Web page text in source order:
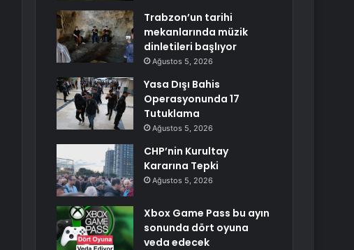
Trabzon’un tarihi
mekanlarında müzik
dinletileri başlıyor
Ağustos 5, 2026
Yasa Dışı Bahis
Operasyonunda 17
Tutuklama
Ağustos 5, 2026
CHP’nin Kurultay
Kararına Tepki
Ağustos 5, 2026
Xbox Game Pass bu ayın
sonunda dört oyuna
veda edecek